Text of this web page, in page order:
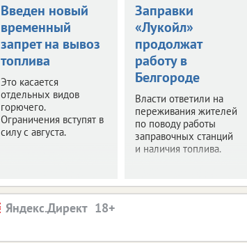
Введен новый
временный
запрет на вывоз
топлива
Это касается
отдельных видов
горючего.
Ограничения вступят в
силу с августа.
Заправки
«Лукойл»
продолжат
работу в
Белгороде
Власти ответили на
переживания жителей
по поводу работы
заправочных станций
и наличия топлива.
Яндекс.Директ